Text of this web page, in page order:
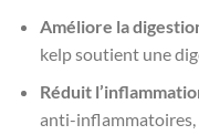
Améliore la
kelp soutient une
Réduit
anti-inflammatoires,